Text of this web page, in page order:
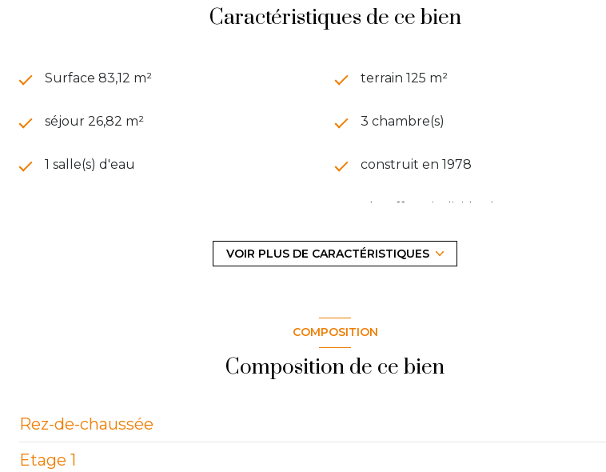
Caractéristiques de ce bien
Surface 83,12 m² terrain 125 m²
séjour 26,82 m² 3 chambre(s)
1 salle(s) d'eau construit en 1978
Chauffage individuel : convecteur
1 parking(s)
terrasse
VOIR PLUS DE CARACTÉRISTIQUES
COMPOSITION
Composition de ce bien
Rez-de-chaussée
Etage 1